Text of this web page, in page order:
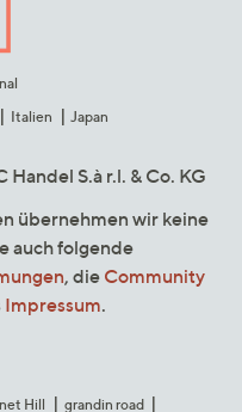
Italien Japan
S.à r.l. & Co. KG
übernehmen wir keine
auch folgende
, die Community
Impressum.
Hill
grandin road